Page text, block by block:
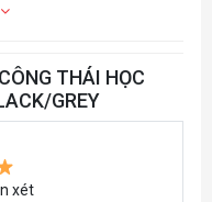
sao
THÁI HỌC
GREY
xét